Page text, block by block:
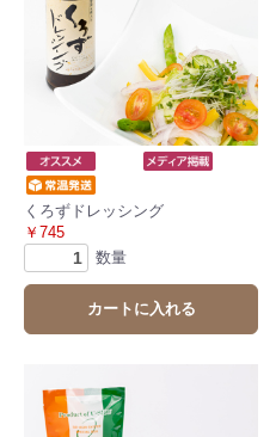
くろずドレッシング
￥745
数量
カートに入れる